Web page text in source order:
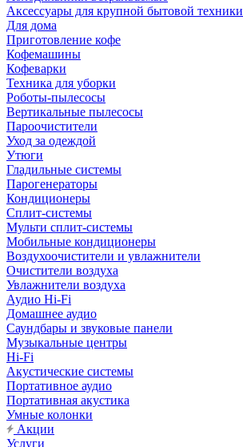
Аксессуары для крупной бытовой техники
Для дома
Приготовление кофе
Кофемашины
Кофеварки
Техника для уборки
Роботы-пылесосы
Вертикальные пылесосы
Пароочистители
Уход за одеждой
Утюги
Гладильные системы
Парогенераторы
Кондиционеры
Сплит-системы
Мульти сплит-системы
Мобильные кондиционеры
Воздухоочистители и увлажнители
Очистители воздуха
Увлажнители воздуха
Аудио Hi-Fi
Домашнее аудио
Саундбары и звуковые панели
Музыкальные центры
Hi-Fi
Акустические системы
Портативное аудио
Портативная акустика
Умные колонки
Акции
Услуги